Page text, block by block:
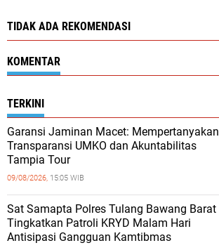
TIDAK ADA REKOMENDASI
KOMENTAR
TERKINI
Garansi Jaminan Macet: Mempertanyakan
Transparansi UMKO dan Akuntabilitas
Tampia Tour
09/08/2026, 15:05 WIB
Sat Samapta Polres Tulang Bawang Barat
Tingkatkan Patroli KRYD Malam Hari
Antisipasi Gangguan Kamtibmas